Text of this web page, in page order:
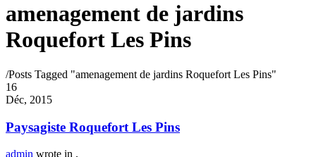
amenagement de jardins
Roquefort Les Pins
/Posts Tagged "amenagement de jardins Roquefort Les Pins"
16
Déc, 2015
Paysagiste Roquefort Les Pins
admin wrote in .